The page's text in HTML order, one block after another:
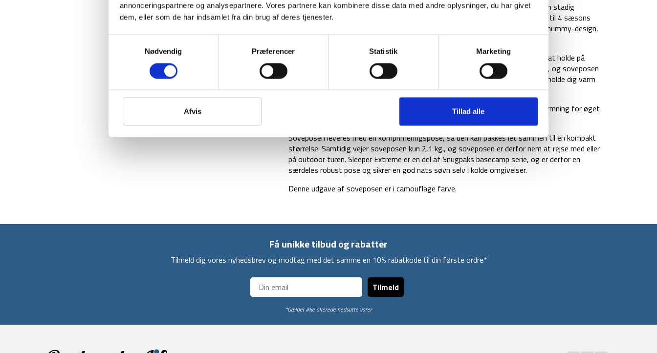
annonceringspartnere og analysepartnere. Vores partnere kan kombinere disse data med andre oplysninger, du har givet
dem, eller som de har indsamlet fra din brug af deres tjenester.
Nødvendig
Præferencer Statistik Marketing
Afvis Tillad alle
Soveposen i modellen ’Sleeper Extreme’ er fra det engelsk mærke Snugpak, som stadig
producerer mange af deres soveposer i Storbritannien. Sleeper Extreme er en 3 til 4 sæsons
sovepose, som kan fungerer som en helårssovepose. Soveposen er lavet i et mummy-design,
Sleeper Extreme kommer med en justerbar elastik ved hovedet, som er med til at holde på
varmen, og som sikrer ekstra komfort. Soveposen er komfortabel ned til -7 C°, og soveposen
har en nedre temperaturgrænse på -12 C°, hvilket gør, at Sleeper Extreme kan holde dig varm
langt de fleste dage om året.
Sleeper Extreme er lavet i blødt polyester, og posen har isoleret skulder-afskærmning for øget
Soveposen leveres med en komprimeringspose, så den kan pakkes let sammen til en kompakt
størrelse. Samtidig vejer soveposen kun 2,1 kg., og soveposen er derfor nem at rejse med eller
på outdoor turen. Sleeper Extreme er en del af Snugpaks basecamp serie, og er derfor en
særdeles robust pose og sikrer en god nats søvn selv i kolde omgivelser.
Denne udgave af soveposen er i camouflage farve.
Få unikke tilbud og rabatter
Tilmeld dig vores nyhedsbrev og modtag med det samme en 10% rabatkode til din første ordre*
Tilmeld
*Gælder ikke allerede nedsatte varer